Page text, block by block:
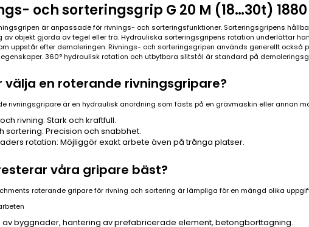
och sorteringsgrip G 20 M (18…30t)
är anpassade för rivnings- och sorteringsfunktioner. Sorteringsgripens
av objekt gjorda av tegel eller trä. Hydrauliska sorteringsgripens rotation underlättar
uppstår efter demoleringen. Rivnings- och sorteringsgripen används generellt också
360° hydraulisk rotation och utbytbara slitstål är standard på
välja en roterande rivningsgripare?
rivningsgripare är en hydraulisk anordning som fästs på en grävmaskin eller annan
rivning: Stark och kraftfull.
sortering: Precision och snabbhet.
rotation: Möjliggör exakt arbete även på trånga platser.
våra gripare bäst?
roterande gripare för rivning och sortering är lämpliga för en mängd olika
av byggnader, hantering av prefabricerade element, betongborttagning.